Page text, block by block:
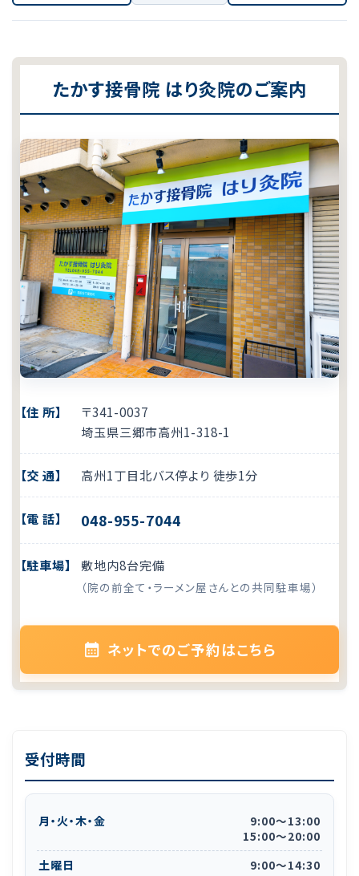
たかす接骨院 はり灸院のご案内
【住 所】
〒341-0037
埼玉県三郷市高州1-318-1
【交 通】 高州1丁目北バス停より 徒歩1分
【電 話】 048-955-7044
【駐車場】 敷地内8台完備
（院の前全て・ラーメン屋さんとの共同駐車場）
ネットでのご予約はこちら
受付時間
月・火・木・金 9:00〜13:00
15:00〜20:00
土曜日
9:00〜14:30